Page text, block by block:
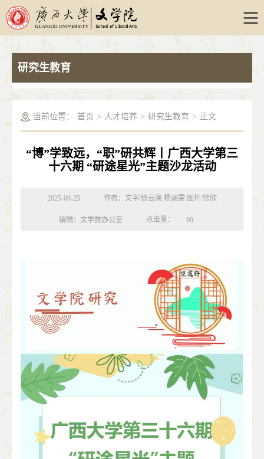
研究生教育
当前位置： 首页 > 人才培养 > 研究生教育 > 正文
“博”学致远，“职”研共辉丨广西大学第三
十六期 “研途星光”主题沙龙活动
2025-06-25 作者：文字/徐云涣 杨涵雯 图片/徐欣
编辑：文学院办公室 点击量： 90